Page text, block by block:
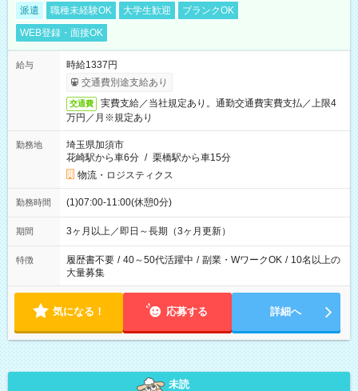
派遣 職種未経験OK 大学生歓迎
ブランクOK
WEB登録・面接OK
給与
時給1337円
交通費別途支給あり
交通費
実費支給／当社規定あり。通勤交通費実費支払／上限4
万円／月※規定あり
勤務地
埼玉県加須市
花崎駅から車6分 / 栗橋駅から車15分
物流・ロジスティクス
勤務時間 (1)07:00-11:00(休憩0分)
期間 3ヶ月以上／即日～長期（3ヶ月更新）
特徴 履歴書不要 / 40～50代活躍中 / 副業・WワークOK / 10名以上の
大量募集
気になる！ 応募する 詳細へ
未読